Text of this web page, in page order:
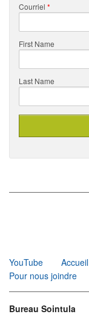
Courriel *
First Name
Last Name
YouTube
Accueil
Pour nous joindre
Bureau Sointula